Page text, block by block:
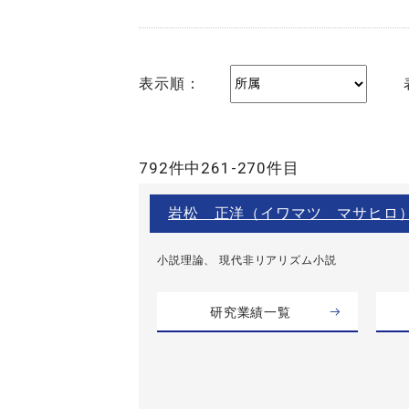
表示順：
792件中261-270件目
岩松 正洋（イワマツ マサヒロ
小説理論、 現代非リアリズム小説
研究業績一覧